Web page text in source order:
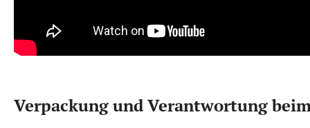
Verpackung und Verantwortung